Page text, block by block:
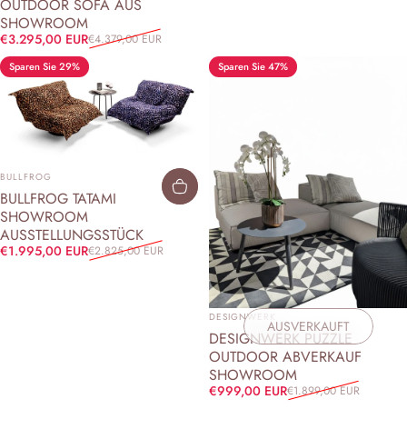
OUTDOOR SOFA AUS
SHOWROOM
Verkaufspreis
€3.295,00 EUR
Normaler Preis€4.379,00 EUR
Sparen Sie 29%
ANBIETER:
BULLFROG
BULLFROG TATAMI
SHOWROOM
AUSSTELLUNGSSTÜCK
Verkaufspreis
€1.995,00 EUR
Normaler Preis€2.825,00 EUR
Sparen Sie 47%
AUSVERKAUFT
ANBIETER:
DESIGNWERK
DESIGNWERK PUZZLE
OUTDOOR ABVERKAUF
SHOWROOM
Verkaufspreis
€999,00 EUR
Normaler Preis€1.899,00 EUR